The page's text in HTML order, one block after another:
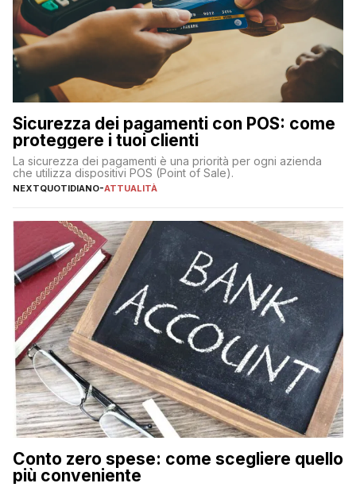
Sicurezza dei pagamenti con POS: come
proteggere i tuoi clienti
La sicurezza dei pagamenti è una priorità per ogni azienda
che utilizza dispositivi POS (Point of Sale).
NEXTQUOTIDIANO-ATTUALITÀ
Conto zero spese: come scegliere quello
più conveniente